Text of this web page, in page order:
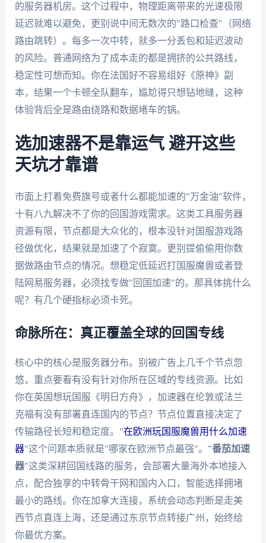
的服务器机房。这个过程中，物理距离带来的光速极限
延迟就难以避免，更别说中间无数次的"路口检查"（网络
路由跳转）。每多一次中转，就多一分丢包和延迟波动
的风险。普通网络为了成本走的都是拥挤的公共路线，
稳定性可想而知。你在法国好不容易组好《原神》副
本，结果一个卡顿全队翻车，尴尬得只想钻地缝，这种
体验背后全是路由绕路和数据堵车的锅。
选加速器不是靠运气 避开这些
天坑才靠谱
市面上打着免费旗号或者什么都能加速的"万金油"软件，
十有八九解决不了你的回国游戏需求。这类工具服务器
资源有限，节点都是大众化的，根本没针对国服游戏路
径做优化，结果就是加速了个寂寞。更别提偷偷用你数
据做路由节点的情况。想稳定低延迟打国服魔兽或者登
陆网易服务器，必须找专做"回国加速"的。那具体挑什么
呢？有几个硬指标必须卡死。
命脉所在：真正覆盖全球的回国专线
核心中的核心是服务器分布。别被广告上几千个节点忽
悠，重点要看有没有针对你所在区域的专线资源。比如
你在英国想玩国服《明日方舟》，加速器在伦敦或法兰
克福有没有部署直连国内的节点？节点位置直接决定了
传输路径长短和稳定度。"在欧洲玩国服魔兽用什么加速
器"这个问题本质就是"哪家在欧洲节点最强"。"番茄加速
器"这类深耕回国线路的服务，会部署大量海外本地接入
点，配合独享的中转骨干网和国内入口，智能选择拥堵
最小的路线。你在加拿大连接，系统会动态判断是走美
西节点直连上海，还是通过东京节点转接广州，始终给
你最优方案。